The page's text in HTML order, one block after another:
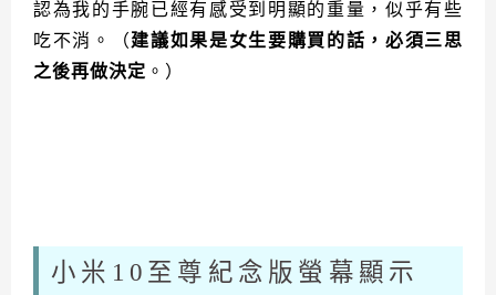
認為我的手腕已經有感受到明顯的重量，似乎有些
吃不消。（建議如果是女生要購買的話，必須三思
之後再做決定 。）
小米10至尊紀念版螢幕顯示